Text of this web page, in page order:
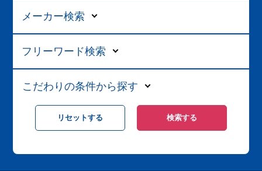
メーカー検索
フリーワード検索
こだわりの条件から探す